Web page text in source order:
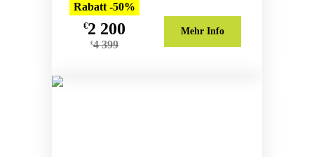
Rabatt -50%
€2 200
€4 399
Mehr Info